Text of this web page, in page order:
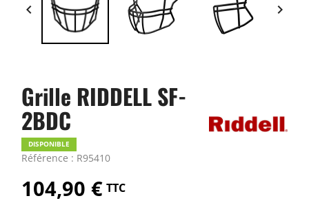
 
Grille RIDDELL SF-
2BDC
Référence : R95410
DISPONIBLE
104,90 € TTC